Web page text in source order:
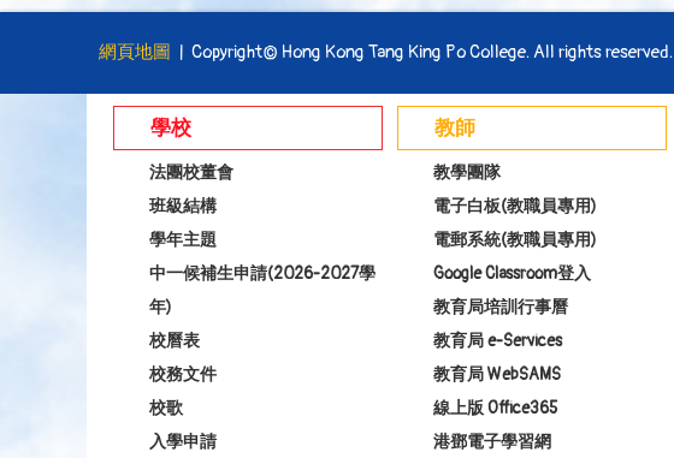
網頁地圖 | Copyright© Hong Kong Tang King Po College. All rights reserved.
學校
法團校董會
班級結構
學年主題
中一候補生申請(2026-2027學
年)
校曆表
校務文件
校歌
入學申請
教師
教學團隊
電子白板(教職員專用)
電郵系統(教職員專用)
Google Classroom登入
教育局培訓行事曆
教育局 e-Services
教育局 WebSAMS
線上版 Office365
港鄧電子學習網